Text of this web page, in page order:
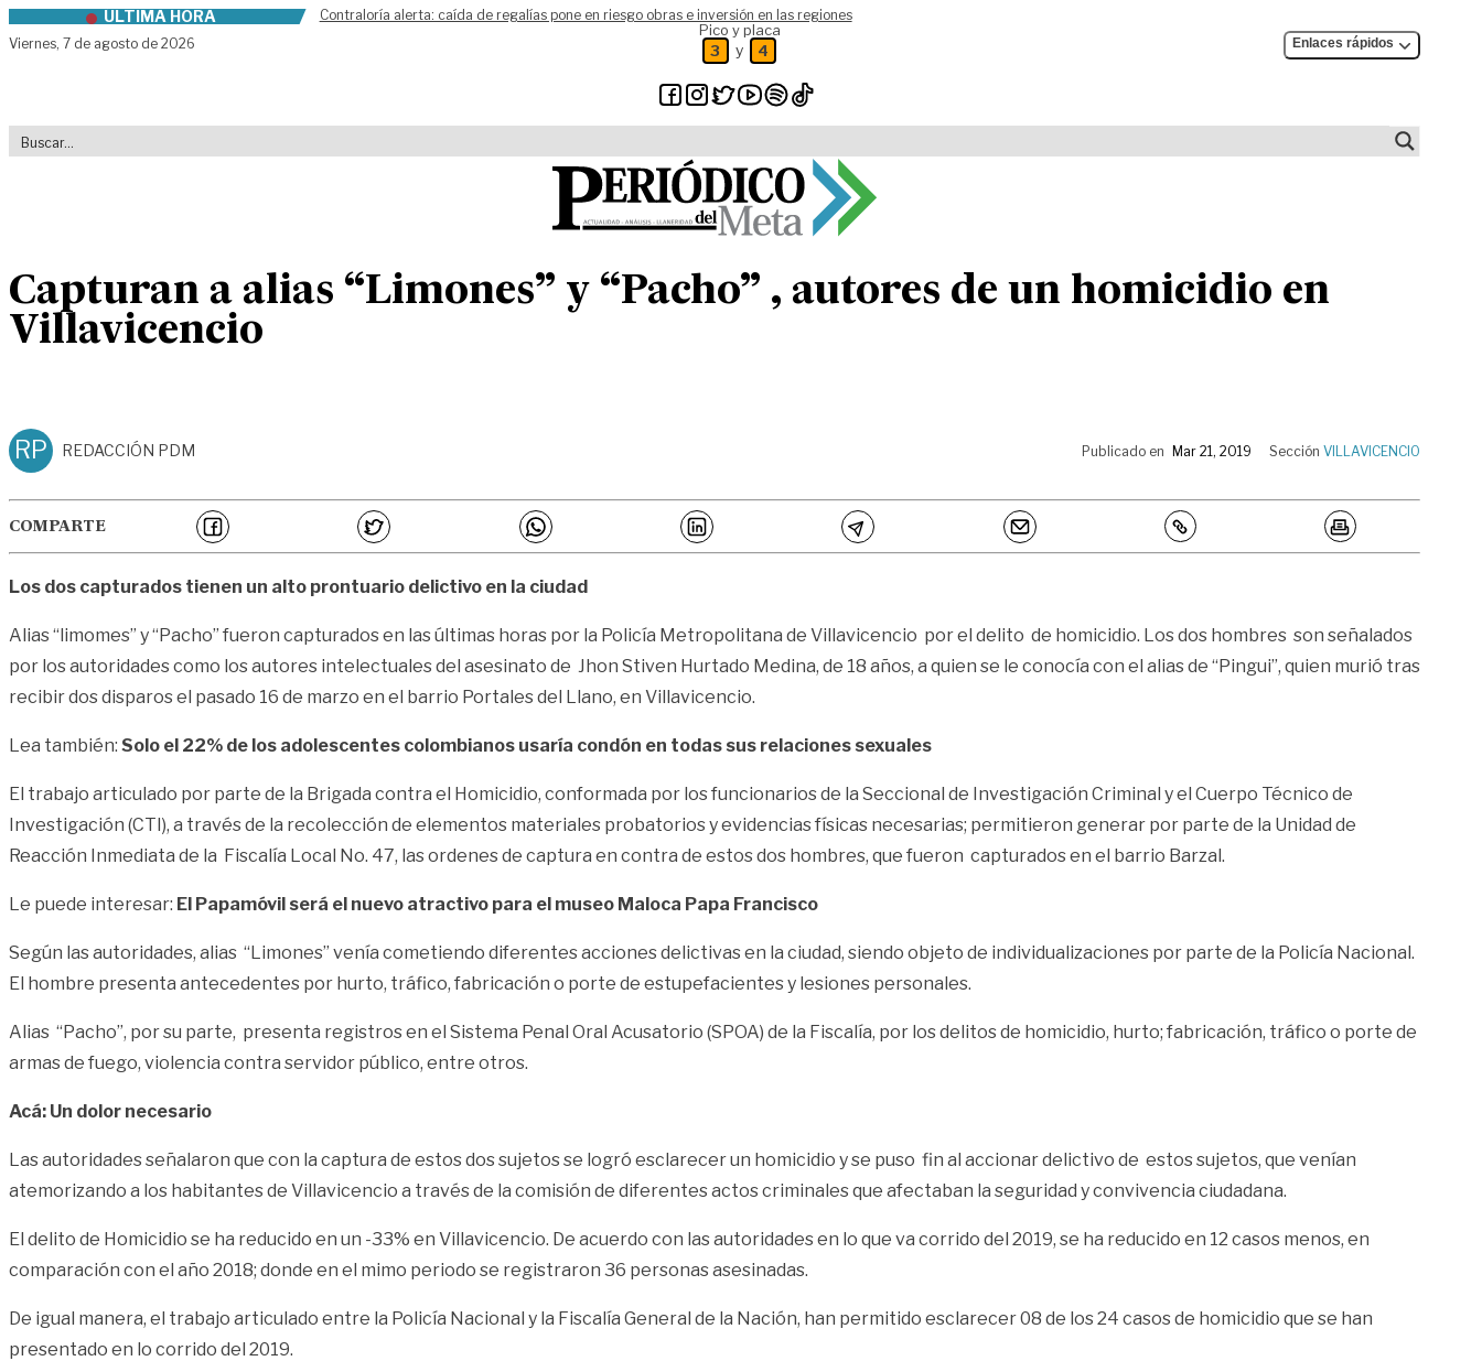
Skip to contentÚLTIMA HORA
Contraloría alerta: caída de regalías pone en riesgo obras e inversión en las regiones
Viernes, 7 de agosto de 2026
Pico y placa
3 y 4 Enlaces rápidos
Capturan a alias “Limones” y “Pacho” , autores de un homicidio en
Villavicencio
RP REDACCIÓN PDM Publicado en Mar 21, 2019 Sección VILLAVICENCIO
COMPARTE
Los dos capturados tienen un alto prontuario delictivo en la ciudad
Alias “limomes” y “Pacho” fueron capturados en las últimas horas por la Policía Metropolitana de Villavicencio por el delito de homicidio. Los dos hombres son señalados
por los autoridades como los autores intelectuales del asesinato de Jhon Stiven Hurtado Medina, de 18 años, a quien se le conocía con el alias de “Pingui”, quien murió tras
recibir dos disparos el pasado 16 de marzo en el barrio Portales del Llano, en Villavicencio.
Lea también: Solo el 22% de los adolescentes colombianos usaría condón en todas sus relaciones sexuales
El trabajo articulado por parte de la Brigada contra el Homicidio, conformada por los funcionarios de la Seccional de Investigación Criminal y el Cuerpo Técnico de
Investigación (CTI), a través de la recolección de elementos materiales probatorios y evidencias físicas necesarias; permitieron generar por parte de la Unidad de
Reacción Inmediata de la Fiscalía Local No. 47, las ordenes de captura en contra de estos dos hombres, que fueron capturados en el barrio Barzal.
Le puede interesar: El Papamóvil será el nuevo atractivo para el museo Maloca Papa Francisco
Según las autoridades, alias “Limones” venía cometiendo diferentes acciones delictivas en la ciudad, siendo objeto de individualizaciones por parte de la Policía Nacional.
El hombre presenta antecedentes por hurto, tráfico, fabricación o porte de estupefacientes y lesiones personales.
Alias “Pacho”, por su parte, presenta registros en el Sistema Penal Oral Acusatorio (SPOA) de la Fiscalía, por los delitos de homicidio, hurto; fabricación, tráfico o porte de
armas de fuego, violencia contra servidor público, entre otros.
Acá: Un dolor necesario
Las autoridades señalaron que con la captura de estos dos sujetos se logró esclarecer un homicidio y se puso fin al accionar delictivo de estos sujetos, que venían
atemorizando a los habitantes de Villavicencio a través de la comisión de diferentes actos criminales que afectaban la seguridad y convivencia ciudadana.
El delito de Homicidio se ha reducido en un -33% en Villavicencio. De acuerdo con las autoridades en lo que va corrido del 2019, se ha reducido en 12 casos menos, en
comparación con el año 2018; donde en el mimo periodo se registraron 36 personas asesinadas.
De igual manera, el trabajo articulado entre la Policía Nacional y la Fiscalía General de la Nación, han permitido esclarecer 08 de los 24 casos de homicidio que se han
presentado en lo corrido del 2019.